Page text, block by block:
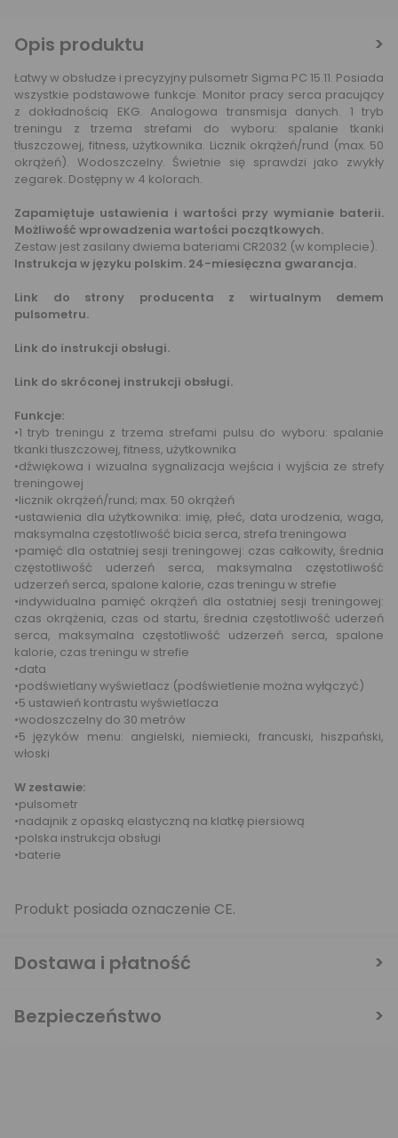
Opis produktu
Łatwy w obsłudze i precyzyjny pulsometr Sigma PC 15.11. Posiada
wszystkie podstawowe funkcje. Monitor pracy serca pracujący
z dokładnością EKG. Analogowa transmisja danych. 1 tryb
treningu z trzema strefami do wyboru: spalanie tkanki
tłuszczowej, fitness, użytkownika. Licznik okrążeń/rund (max. 50
okrążeń). Wodoszczelny. Świetnie się sprawdzi jako zwykły
zegarek. Dostępny w 4 kolorach.
Zapamiętuje ustawienia i wartości przy wymianie baterii.
Możliwość wprowadzenia wartości początkowych.
Zestaw jest zasilany dwiema bateriami CR2032 (w komplecie).
Instrukcja w języku polskim. 24-miesięczna gwarancja.
Link do strony producenta z wirtualnym demem
pulsometru.
Link do instrukcji obsługi.
Link do skróconej instrukcji obsługi.
Funkcje:
•1 tryb treningu z trzema strefami pulsu do wyboru: spalanie
tkanki tłuszczowej, fitness, użytkownika
•dźwiękowa i wizualna sygnalizacja wejścia i wyjścia ze strefy
treningowej
•licznik okrążeń/rund; max. 50 okrążeń
•ustawienia dla użytkownika: imię, płeć, data urodzenia, waga,
maksymalna częstotliwość bicia serca, strefa treningowa
•pamięć dla ostatniej sesji treningowej: czas całkowity, średnia
częstotliwość uderzeń serca, maksymalna częstotliwość
udzerzeń serca, spalone kalorie, czas treningu w strefie
•indywidualna pamięć okrążeń dla ostatniej sesji treningowej:
czas okrążenia, czas od startu, średnia częstotliwość uderzeń
serca, maksymalna częstotliwość udzerzeń serca, spalone
kalorie, czas treningu w strefie
•data
•podświetlany wyświetlacz (podświetlenie można wyłączyć)
•5 ustawień kontrastu wyświetlacza
•wodoszczelny do 30 metrów
•5 języków menu: angielski, niemiecki, francuski, hiszpański,
włoski
W zestawie:
•pulsometr
•nadajnik z opaską elastyczną na klatkę piersiową
•polska instrukcja obsługi
•baterie
Produkt posiada oznaczenie CE.
Dostawa i płatność
Bezpieczeństwo